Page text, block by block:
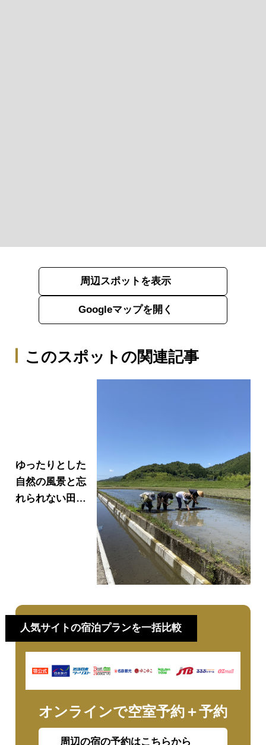
このスポットの関連記事
ゆったりとした
自然の風景と忘
れられない田舎
周辺スポットを表示
Googleマップを開く
人気サイトの宿泊プランを一括比較
オンラインで空室予約＋予約
周辺の宿の予約はこちらから